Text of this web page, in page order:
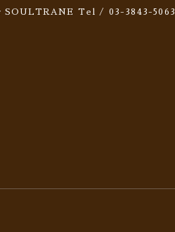
SOULTRANE Tel / 03-3843-5063